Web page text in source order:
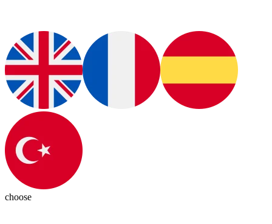
choose